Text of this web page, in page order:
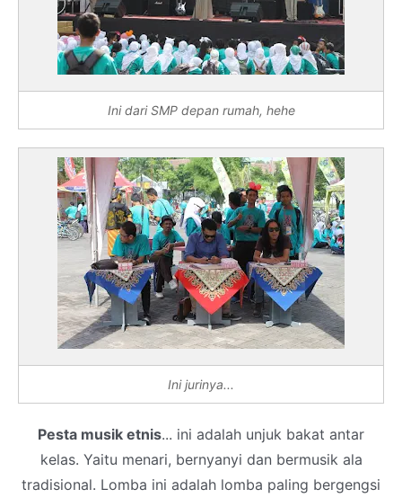
Ini dari SMP depan rumah, hehe
Ini jurinya...
Pesta musik etnis... ini adalah unjuk bakat antar
kelas. Yaitu menari, bernyanyi dan bermusik ala
tradisional. Lomba ini adalah lomba paling bergengsi